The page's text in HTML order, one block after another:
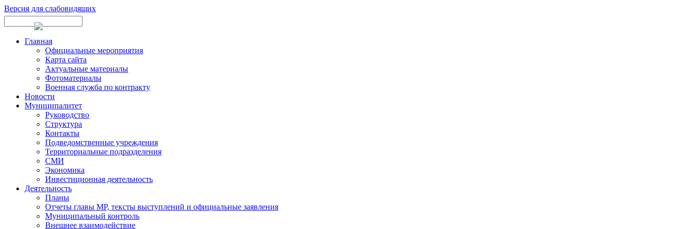
Версия для слабовидящих
Главная
Официальные мероприятия
Карта сайта
Актуальные материалы
Фотоматериалы
Военная служба по контракту
Новости
Муниципалитет
Руководство
Структура
Контакты
Подведомственные учреждения
Территориальные подразделения
СМИ
Экономика
Инвестиционная деятельность
Деятельность
Планы
Отчеты главы МР, тексты выступлений и официальные заявления
Муниципальный контроль
Внешнее взаимодействие